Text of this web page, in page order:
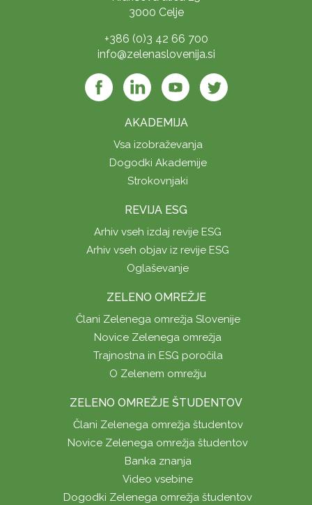
3000 Celje
+386 (0)3 42 66 700
info@zelenaslovenija.si
AKADEMIJA
Vsa izobraževanja
Dogodki Akademije
Strokovnjaki
REVIJA ESG
Arhiv vseh izdaj revije ESG
Arhiv vseh objav iz revije ESG
Oglaševanje
ZELENO OMREŽJE
Člani Zelenega omrežja Slovenije
Novice Zelenega omrežja
Trajnostna in ESG poročila
O Zelenem omrežju
ZELENO OMREŽJE ŠTUDENTOV
Člani Zelenega omrežja študentov
Novice Zelenega omrežja študentov
Banka znanja
Video vsebine
Dogodki Zelenega omrežja študentov